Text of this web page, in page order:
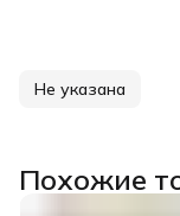
Не указана
Похожие